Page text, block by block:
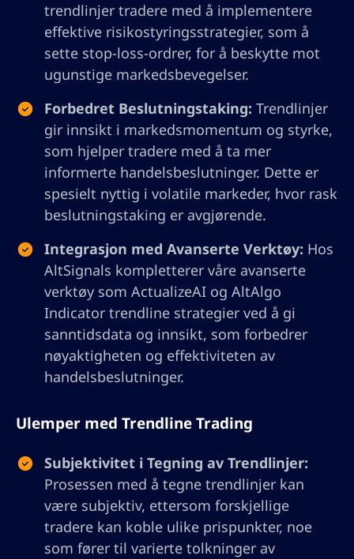
trendlinjer tradere med å implementere
effektive risikostyringsstrategier, som å
sette stop-loss-ordrer, for å beskytte mot
ugunstige markedsbevegelser.
Forbedret Beslutningstaking: Trendlinjer
gir innsikt i markedsmomentum og styrke,
som hjelper tradere med å ta mer
informerte handelsbeslutninger. Dette er
spesielt nyttig i volatile markeder, hvor rask
beslutningstaking er avgjørende.
Integrasjon med Avanserte Verktøy: Hos
AltSignals kompletterer våre avanserte
verktøy som ActualizeAI og AltAlgo
Indicator trendline strategier ved å gi
sanntidsdata og innsikt, som forbedrer
nøyaktigheten og effektiviteten av
handelsbeslutninger.
Ulemper med Trendline Trading
Subjektivitet i Tegning av Trendlinjer:
Prosessen med å tegne trendlinjer kan
være subjektiv, ettersom forskjellige
tradere kan koble ulike prispunkter, noe
som fører til varierte tolkninger av